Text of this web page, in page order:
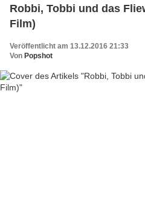
Robbi, Tobbi und das
Film)
Veröffentlicht am 13.12.2016 21:33
Von Popshot